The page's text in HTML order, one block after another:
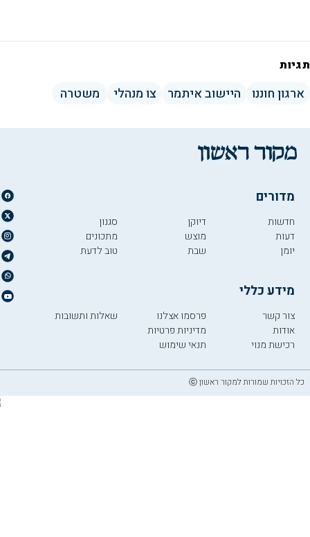
תגיות
ארגון חוננו היישוב איתמר צו מנהלי משטרה
מדורים
חדשות
דעות
יומן
דיוקן
מוצש
שבת
סגנון
מתכונים
טוב לדעת
מידע כללי
צור קשר
אודות
רכישת מנוי
פרסמו אצלנו
מדיניות פרטיות
תנאי שימוש
שאלות ותשובות
כל הזכויות שמורות למקור ראשון ⓒ